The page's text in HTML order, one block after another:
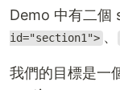
Demo 中有二個
id="section1"> 、
我們的目標是一